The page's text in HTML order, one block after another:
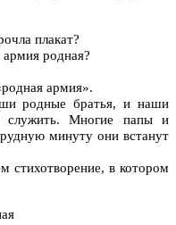
плакат?
родная?
армия».
родные братья, и наши
служить. Многие папы и
минуту они встанут
стихотворение, в котором